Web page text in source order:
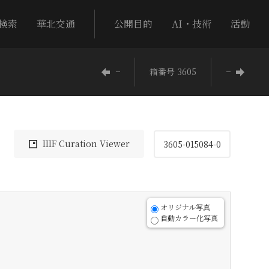
索 華北交通 公開目的 AI・技術 活動
− 箱番号 3605 −
IIIF Curation Viewer 3605-015084-0
オリジナル写真
自動カラー化写真